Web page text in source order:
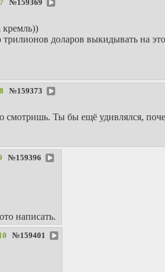
№159369
кремль))
доларов выкидывать на
№159373
смотришь. Ты бы ещё удивлялся,
№159396
написать.
№159401